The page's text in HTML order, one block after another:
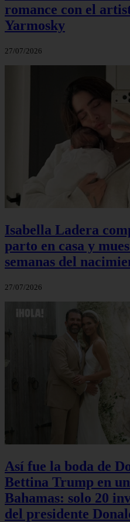
romance con el
Yarmosky
27/07/2026
Isabella Ladera
parto en casa y
semanas del
27/07/2026
Así fue la boda de
Bettina Trump en
Bahamas: solo 20
del presidente